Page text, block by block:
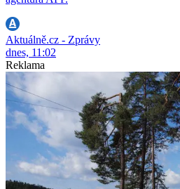
Aktuálně.cz - Zprávy
dnes, 11:02
Reklama